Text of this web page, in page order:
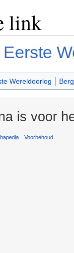
link
Wereldoorlog
is voor
Voorbehoud